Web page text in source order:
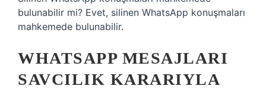
bulunabilir mi? Evet, silinen WhatsApp konuşmaları
mahkemede bulunabilir.
WHATSAPP MESAJLARI
SAVCILIK KARARIYLA